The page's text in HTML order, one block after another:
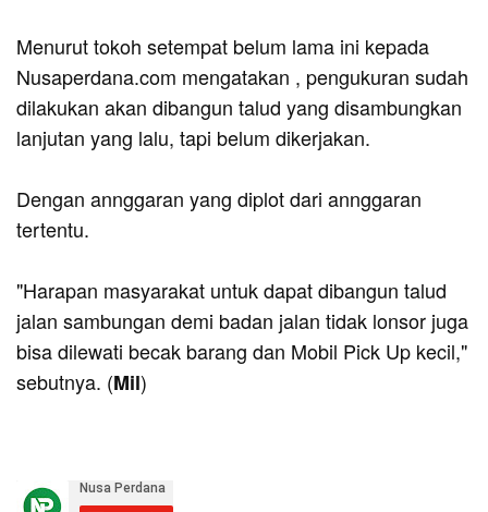
Menurut tokoh setempat belum lama ini kepada
Nusaperdana.com mengatakan , pengukuran sudah
dilakukan akan dibangun talud yang disambungkan
lanjutan yang lalu, tapi belum dikerjakan.
Dengan annggaran yang diplot dari annggaran
tertentu.
"Harapan masyarakat untuk dapat dibangun talud
jalan sambungan demi badan jalan tidak lonsor juga
bisa dilewati becak barang dan Mobil Pick Up kecil,"
sebutnya. (Mil)